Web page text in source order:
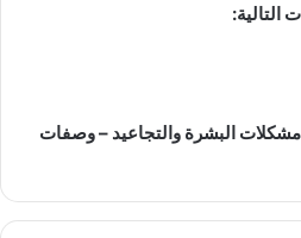
التالية:
البشرة والتجاعيد – وصفات